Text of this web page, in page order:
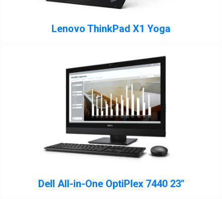
Lenovo ThinkPad X1 Yoga
Dell All-in-One OptiPlex 7440 23″